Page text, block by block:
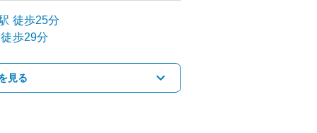
徒歩25分
歩29分
見る